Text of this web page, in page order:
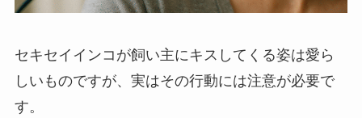
セキセイインコが飼い主にキスしてくる姿は愛ら
しいものですが、実はその行動には注意が必要で
す。